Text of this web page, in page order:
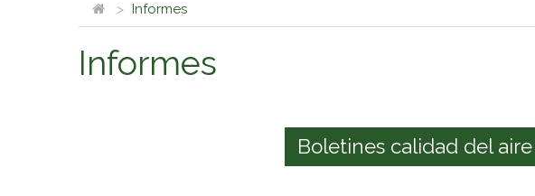
Informes
Informes
Boletines calidad del aire